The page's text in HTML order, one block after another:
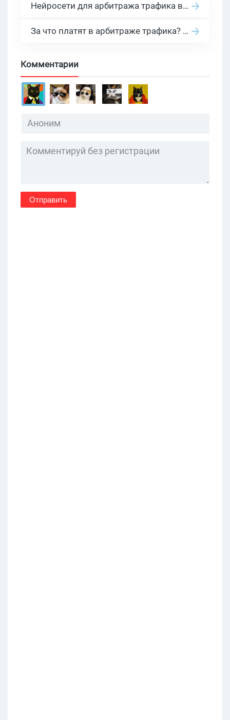
Нейросети для арбитража трафика в 2026: инструменты, кейсы и AI-медиабайеры
За что платят в арбитраже трафика? 30 моделей оплаты в бурж и СНГ партнерках
Комментарии
Отправить